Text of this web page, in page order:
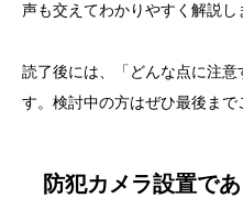
声も交えてわかりやすく解説し
読了後には、「どんな点に注
す。検討中の方はぜひ最後まで
防犯カメラ設置で